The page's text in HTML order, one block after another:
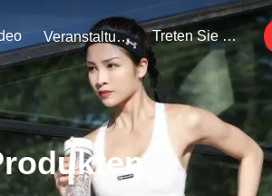
Veranstaltungen Treten Sie Mit Uns In Verbindung